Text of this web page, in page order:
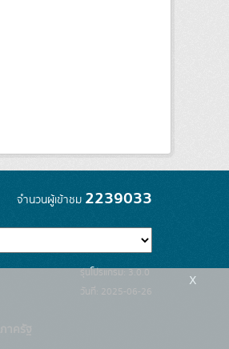
จำนวนผู้เข้าชม 2239033
รุ่นโปรแกรม: 3.0.0
วันที่: 2025-06-26
x